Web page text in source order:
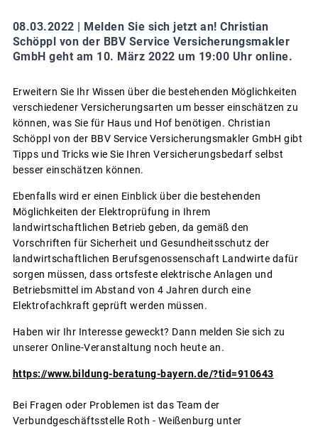
08.03.2022 | Melden Sie sich jetzt an! Christian
Schöppl von der BBV Service Versicherungsmakler
GmbH geht am 10. März 2022 um 19:00 Uhr online.
Erweitern Sie Ihr Wissen über die bestehenden Möglichkeiten
verschiedener Versicherungsarten um besser einschätzen zu
können, was Sie für Haus und Hof benötigen. Christian
Schöppl von der BBV Service Versicherungsmakler GmbH gibt
Tipps und Tricks wie Sie Ihren Versicherungsbedarf selbst
besser einschätzen können.
Ebenfalls wird er einen Einblick über die bestehenden
Möglichkeiten der Elektroprüfung in Ihrem
landwirtschaftlichen Betrieb geben, da gemäß den
Vorschriften für Sicherheit und Gesundheitsschutz der
landwirtschaftlichen Berufsgenossenschaft Landwirte dafür
sorgen müssen, dass ortsfeste elektrische Anlagen und
Betriebsmittel im Abstand von 4 Jahren durch eine
Elektrofachkraft geprüft werden müssen.
Haben wir Ihr Interesse geweckt? Dann melden Sie sich zu
unserer Online-Veranstaltung noch heute an.
https://www.bildung-beratung-bayern.de/?tid=910643
Bei Fragen oder Problemen ist das Team der
Verbundgeschäftsstelle Roth - Weißenburg unter